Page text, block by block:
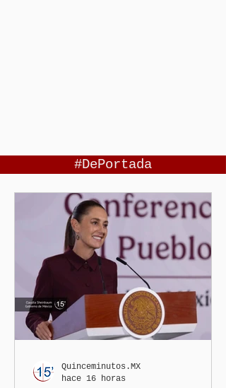
#DePortada
Quinceminutos.MX
hace 16 horas